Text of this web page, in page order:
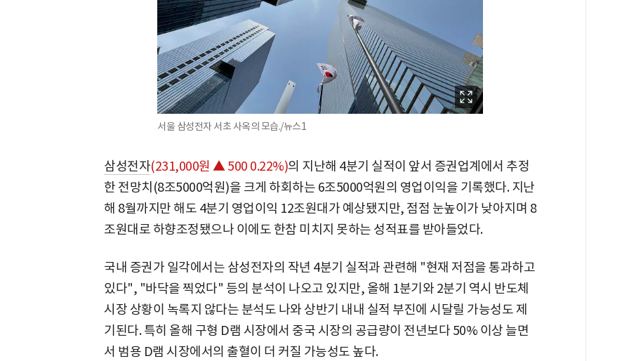
서울 삼성전자 서초 사옥의 모습./뉴스1
삼성전자(231,000원 ▲ 500 0.22%)의 지난해 4분기 실적이 앞서 증권업계에서 추정
한 전망치(8조5000억원)을 크게 하회하는 6조5000억원의 영업이익을 기록했다. 지난
해 8월까지만 해도 4분기 영업이익 12조원대가 예상됐지만, 점점 눈높이가 낮아지며 8
조원대로 하향조정됐으나 이에도 한참 미치지 못하는 성적표를 받아들었다.
국내 증권가 일각에서는 삼성전자의 작년 4분기 실적과 관련해 "현재 저점을 통과하고
있다", "바닥을 찍었다" 등의 분석이 나오고 있지만, 올해 1분기와 2분기 역시 반도체
시장 상황이 녹록지 않다는 분석도 나와 상반기 내내 실적 부진에 시달릴 가능성도 제
기된다. 특히 올해 구형 D램 시장에서 중국 시장의 공급량이 전년보다 50% 이상 늘면
서 범용 D램 시장에서의 출혈이 더 커질 가능성도 높다.